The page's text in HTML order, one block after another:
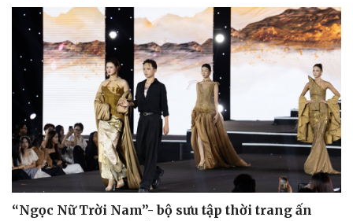
“Ngọc Nữ Trời Nam”- bộ sưu tập thời trang ấn